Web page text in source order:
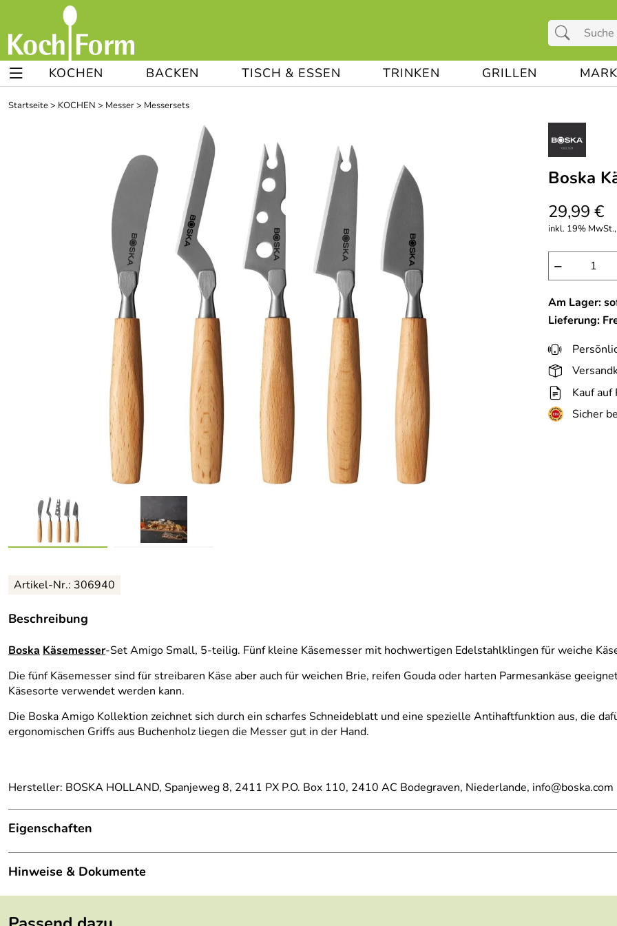
KOCHEN BACKEN TISCH & ESSEN TRINKEN GRILLEN
Startseite> KOCHEN > Messer> Messersets
Boska
29,99 €
inkl. 19%
−
Am Lager:
Lieferung:
Kauf auf
Sicher
Artikel-Nr.: 306940
Beschreibung
Boska Käsemesser-Set Amigo Small, 5-teilig. Fünf kleine Käsemesser mit hochwertigen Edelstahlklingen für weiche
Die fünf Käsemesser sind für streibaren Käse aber auch für weichen Brie, reifen Gouda oder harten Parmesankäse
Käsesorte verwendet werden kann.
Die Boska Amigo Kollektion zeichnet sich durch ein scharfes Schneideblatt und eine spezielle Antihaftfunktion aus, die
ergonomischen Griffs aus Buchenholz liegen die Messer gut in der Hand.
Hersteller: BOSKA HOLLAND, Spanjeweg 8, 2411 PX P.O. Box 110, 2410 AC Bodegraven, Niederlande, info@boska.com
Eigenschaften
Gewicht:
Hinweise & Dokumente